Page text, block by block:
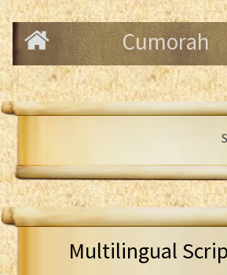
Cumorah
Multilingual